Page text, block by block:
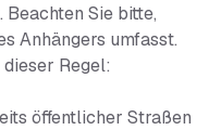
Sie bitte,
Anhängers umfasst.
Regel:
öffentlicher Straßen